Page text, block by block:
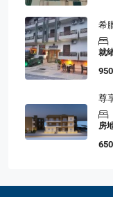
希
就
尊
房